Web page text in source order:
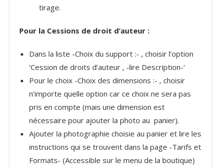
tirage.
Pour la Cessions de droit d’auteur :
Dans la liste -Choix du support :- , choisir l’option
‘Cession de droits d’auteur , -lire Description-‘
Pour le choix -Choix des dimensions :- , choisir
n’importe quelle option car ce choix ne sera pas
pris en compte (mais une dimension est
nécessaire pour ajouter la photo au panier).
Ajouter la photographie choisie au panier et lire les
instructions qui se trouvent dans la page -Tarifs et
Formats- (Accessible sur le menu de la boutique)